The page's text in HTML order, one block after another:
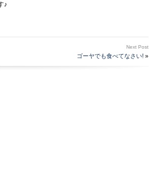
♪
Next Post
ゴーヤでも食べてなさい! »